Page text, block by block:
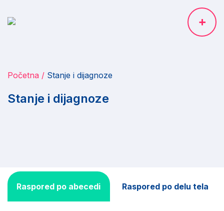
Početna Stanje i dijagnoze
Stanje i dijagnoze
Raspored po abecedi Raspored po delu tela